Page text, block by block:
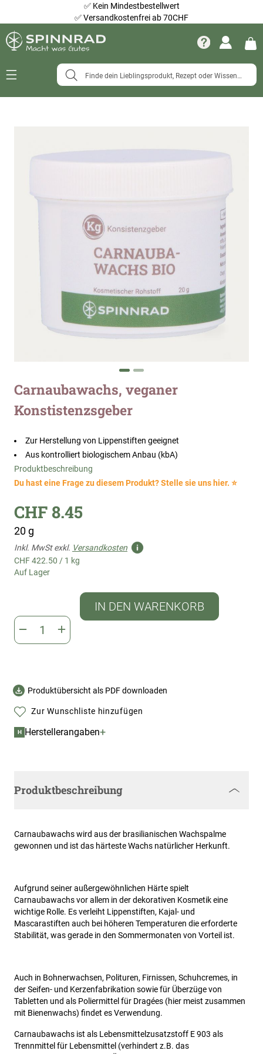
✅ Kein Mindestbestellwert
✅Versandkostenfrei ab 70CHF
Navigation
Zum
Anfang
der
Carnaubawachs, veganer
Konstistenzsgeber
Zur Herstellung von Lippenstiften geeignet
Aus kontrolliert biologischem Anbau (kbA)
Produktbeschreibung
Du hast eine Frage zu diesem Produkt? Stelle sie uns hier. ⭐
CHF 8.45
20 g
Inkl. MwSt exkl. Versandkosten
CHF 422.50 / 1 kg
Auf Lager
IN DEN WARENKORB
Produktübersicht als PDF downloaden
Zur Wunschliste hinzufügen
H Herstellerangaben+
Produktbeschreibung
Carnaubawachs wird aus der brasilianischen Wachspalme
gewonnen und ist das härteste Wachs natürlicher Herkunft.
Aufgrund seiner außergewöhnlichen Härte spielt
Carnaubawachs vor allem in der dekorativen Kosmetik eine
wichtige Rolle. Es verleiht Lippenstiften, Kajal- und
Mascarastiften auch bei höheren Temperaturen die erforderte
Stabilität, was gerade in den Sommermonaten von Vorteil ist.
Auch in Bohnerwachsen, Polituren, Firnissen, Schuhcremes, in
der Seifen- und Kerzenfabrikation sowie für Überzüge von
Tabletten und als Poliermittel für Dragées (hier meist zusammen
mit Bienenwachs) findet es Verwendung.
Carnaubawachs ist als Lebensmittelzusatzstoff E 903 als
Trennmittel für Lebensmittel (verhindert z.B. das